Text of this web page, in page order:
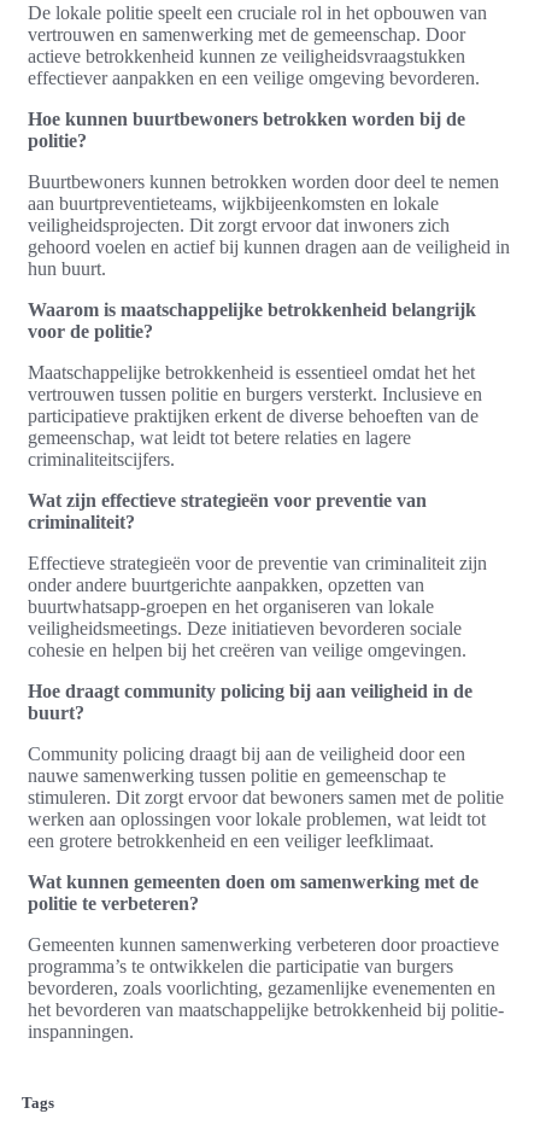
De lokale politie speelt een cruciale rol in het opbouwen van
vertrouwen en samenwerking met de gemeenschap. Door
actieve betrokkenheid kunnen ze veiligheidsvraagstukken
effectiever aanpakken en een veilige omgeving bevorderen.
Hoe kunnen buurtbewoners betrokken worden bij de
politie?
Buurtbewoners kunnen betrokken worden door deel te nemen
aan buurtpreventieteams, wijkbijeenkomsten en lokale
veiligheidsprojecten. Dit zorgt ervoor dat inwoners zich
gehoord voelen en actief bij kunnen dragen aan de veiligheid in
hun buurt.
Waarom is maatschappelijke betrokkenheid belangrijk
voor de politie?
Maatschappelijke betrokkenheid is essentieel omdat het het
vertrouwen tussen politie en burgers versterkt. Inclusieve en
participatieve praktijken erkent de diverse behoeften van de
gemeenschap, wat leidt tot betere relaties en lagere
criminaliteitscijfers.
Wat zijn effectieve strategieën voor preventie van
criminaliteit?
Effectieve strategieën voor de preventie van criminaliteit zijn
onder andere buurtgerichte aanpakken, opzetten van
buurtwhatsapp-groepen en het organiseren van lokale
veiligheidsmeetings. Deze initiatieven bevorderen sociale
cohesie en helpen bij het creëren van veilige omgevingen.
Hoe draagt community policing bij aan veiligheid in de
buurt?
Community policing draagt bij aan de veiligheid door een
nauwe samenwerking tussen politie en gemeenschap te
stimuleren. Dit zorgt ervoor dat bewoners samen met de politie
werken aan oplossingen voor lokale problemen, wat leidt tot
een grotere betrokkenheid en een veiliger leefklimaat.
Wat kunnen gemeenten doen om samenwerking met de
politie te verbeteren?
Gemeenten kunnen samenwerking verbeteren door proactieve
programma’s te ontwikkelen die participatie van burgers
bevorderen, zoals voorlichting, gezamenlijke evenementen en
het bevorderen van maatschappelijke betrokkenheid bij politie-
inspanningen.
Tags